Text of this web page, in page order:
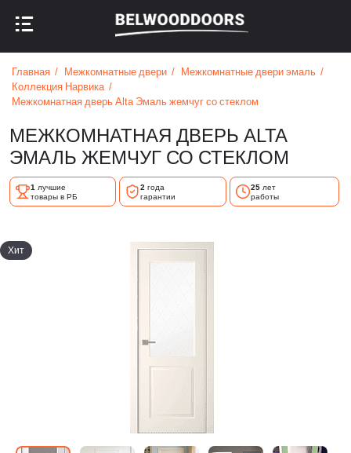
НАЗАД В МЕНЮ
НАЗАД В МЕНЮ
Главная Межкомнатные двери
Межкомнатные двери эмаль
Коллекция Нарвика
Межкомнатная дверь Alta Эмаль жемчуг со стеклом
МЕЖКОМНАТНАЯ ДВЕРЬ ALTA
ЭМАЛЬ ЖЕМЧУГ СО СТЕКЛОМ
1 лучшие
товары в РБ
2 года
гарантии
25лет
работы
Хит